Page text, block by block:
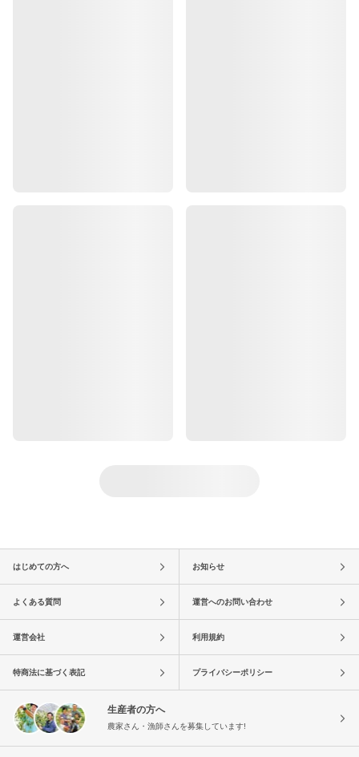
はじめての方へ お知らせ
よくある質問 運営へのお問い合わせ
運営会社 利用規約
特商法に基づく表記 プライバシーポリシー
生産者の方へ
農家さん・漁師さんを募集しています!